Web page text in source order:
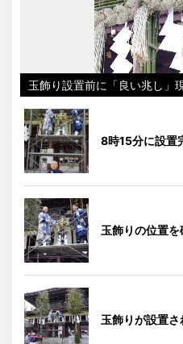
玉飾り設置前に「良い兆し」
8時15分に設置
玉飾りの位置
玉飾りが設置